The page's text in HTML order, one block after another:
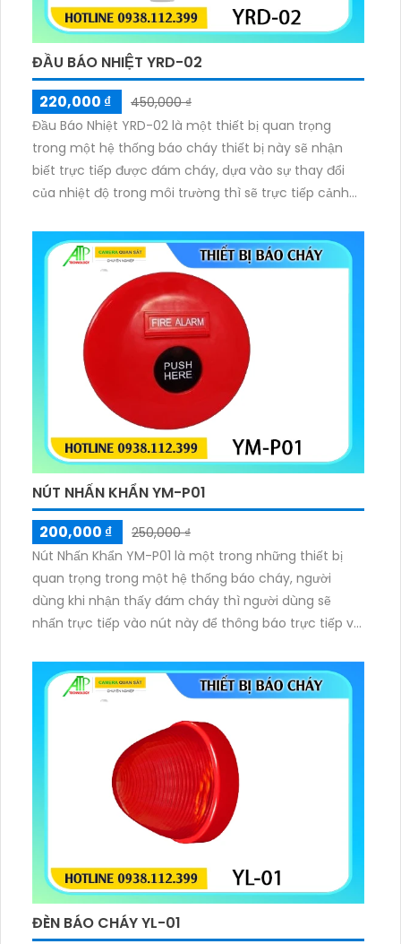
ĐẦU BÁO NHIỆT YRD-02
220,000 ₫
450,000 ₫
Đầu Báo Nhiệt YRD-02 là một thiết bị quan trọng
trong một hệ thống báo cháy thiết bị này sẽ nhận
biết trực tiếp được đám cháy, dựa vào sự thay đổi
của nhiệt độ trong môi trường thì sẽ trực tiếp cảnh
NÚT NHẤN KHẨN YM-P01
200,000 ₫
250,000 ₫
Nút Nhấn Khẩn YM-P01 là một trong những thiết bị
quan trọng trong một hệ thống báo cháy, người
dùng khi nhận thấy đám cháy thì người dùng sẽ
nhấn trực tiếp vào nút này để thông báo trực tiếp về
ĐÈN BÁO CHÁY YL-01